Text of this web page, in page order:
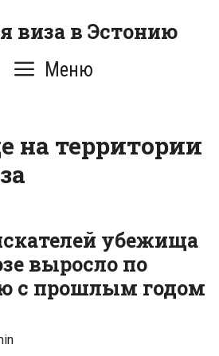
виза в Эстонию
Меню
на территории
убежища
выросло по
с прошлым годом